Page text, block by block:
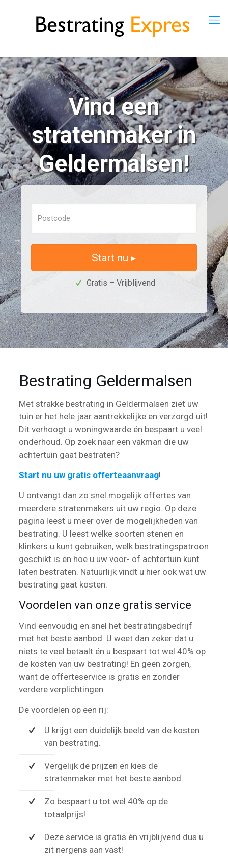
Vind een
stratenmaker in
Geldermalsen!
Start nu ▸
Gratis – Vrijblijvend
Bestrating Geldermalsen
Met strakke bestrating in Geldermalsen ziet uw
tuin er het hele jaar aantrekkelijke en verzorgd uit!
Dit verhoogt u woningwaarde én bespaart u veel
onderhoud. Op zoek naar een vakman die uw
achtertuin gaat bestraten?
Start nu uw gratis offerteaanvraag!
U ontvangt dan zo snel mogelijk offertes van
meerdere stratenmakers uit uw regio. Op deze
pagina leest u meer over de mogelijkheden van
bestrating. U leest welke soorten stenen en
klinkers u kunt gebruiken, welk bestratingspatroon
geschikt is en hoe u uw voor- of achtertuin kunt
laten bestraten. Natuurlijk vindt u hier ook wat uw
bestrating gaat kosten.
Voordelen van onze gratis service
Vind eenvoudig en snel het bestratingsbedrijf
met het beste aanbod. U weet dan zeker dat u
niets te veel betaalt én u bespaart tot wel 40% op
de kosten van uw bestrating! En geen zorgen,
want de offerteservice is gratis en zonder
verdere verplichtingen.
De voordelen op een rij:
U krijgt een duidelijk beeld van de kosten
van bestrating.
Vergelijk de prijzen en kies de
stratenmaker met het beste aanbod.
Zo bespaart u tot wel 40% op de
totaalprijs!
Deze service is gratis én vrijblijvend dus u
zit nergens aan vast!